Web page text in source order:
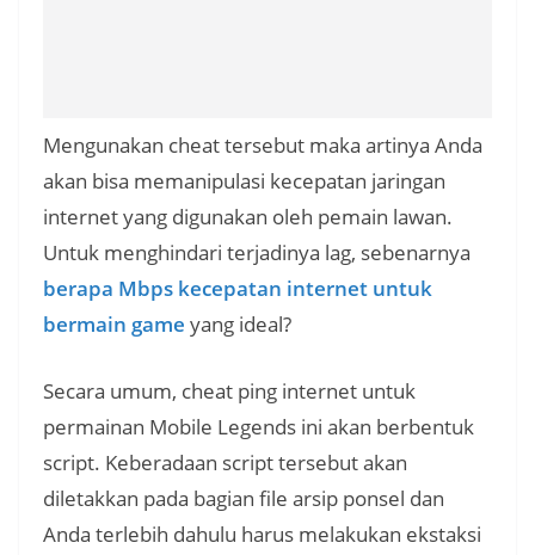
Mengunakan cheat tersebut maka artinya Anda
akan bisa memanipulasi kecepatan jaringan
internet yang digunakan oleh pemain lawan.
Untuk menghindari terjadinya lag, sebenarnya
berapa Mbps kecepatan internet untuk
bermain game yang ideal?
Secara umum, cheat ping internet untuk
permainan Mobile Legends ini akan berbentuk
script. Keberadaan script tersebut akan
diletakkan pada bagian file arsip ponsel dan
Anda terlebih dahulu harus melakukan ekstaksi